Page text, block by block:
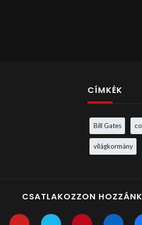
CÍMKÉK
Bill Gates
világkormány
CSATLAKOZZON HOZZÁNK